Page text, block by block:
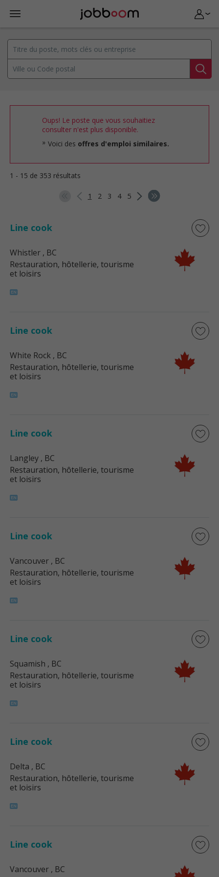
Oups! Le poste que vous souhaitiez
consulter n'est plus disponible.
Voici des offres d'emploi similaires.
1 - 15 de 353 résultats
1 2 3 4 5
Line cook
Whistler , BC
Restauration, hôtellerie, tourisme
et loisirs
Line cook
White Rock , BC
Restauration, hôtellerie, tourisme
et loisirs
Line cook
Langley , BC
Restauration, hôtellerie, tourisme
et loisirs
Line cook
Vancouver , BC
Restauration, hôtellerie, tourisme
et loisirs
Line cook
Squamish , BC
Restauration, hôtellerie, tourisme
et loisirs
Line cook
Delta , BC
Restauration, hôtellerie, tourisme
et loisirs
Line cook
Vancouver , BC